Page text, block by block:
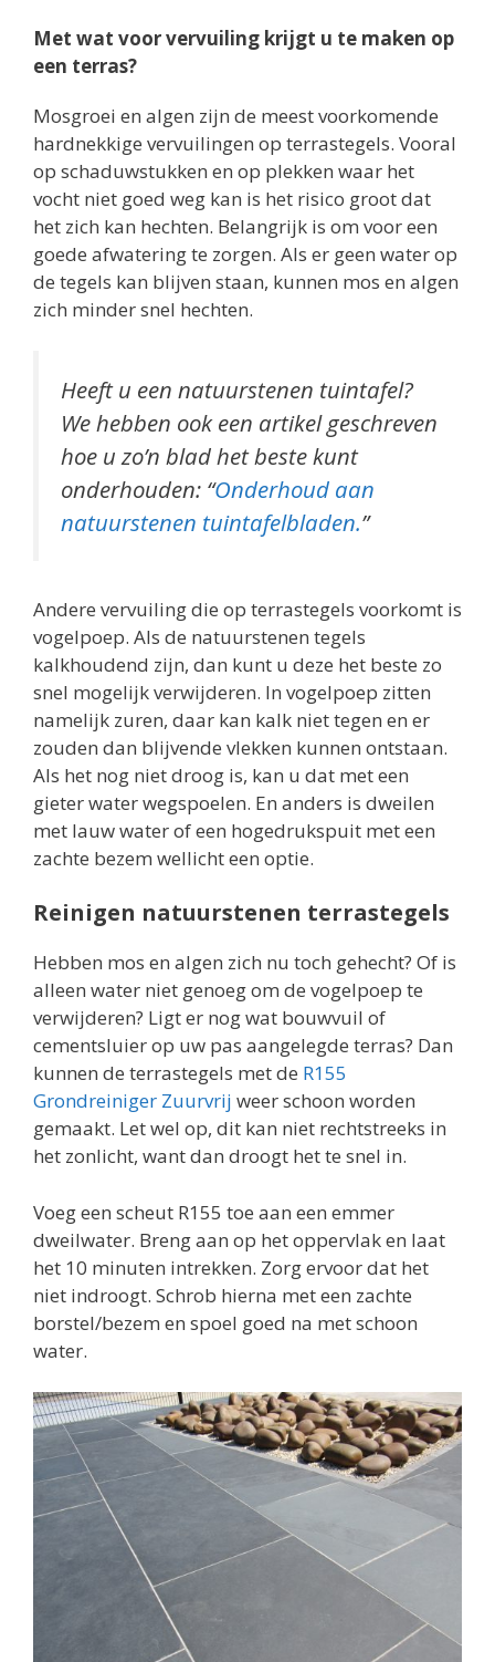
Met wat voor vervuiling krijgt u te maken op
een terras?
Mosgroei en algen zijn de meest voorkomende
hardnekkige vervuilingen op terrastegels. Vooral
op schaduwstukken en op plekken waar het
vocht niet goed weg kan is het risico groot dat
het zich kan hechten. Belangrijk is om voor een
goede afwatering te zorgen. Als er geen water op
de tegels kan blijven staan, kunnen mos en algen
zich minder snel hechten.
Heeft u een natuurstenen tuintafel?
We hebben ook een artikel geschreven
hoe u zo’n blad het beste kunt
onderhouden: “Onderhoud aan
natuurstenen tuintafelbladen.”
Andere vervuiling die op terrastegels voorkomt is
vogelpoep. Als de natuurstenen tegels
kalkhoudend zijn, dan kunt u deze het beste zo
snel mogelijk verwijderen. In vogelpoep zitten
namelijk zuren, daar kan kalk niet tegen en er
zouden dan blijvende vlekken kunnen ontstaan.
Als het nog niet droog is, kan u dat met een
gieter water wegspoelen. En anders is dweilen
met lauw water of een hogedrukspuit met een
zachte bezem wellicht een optie.
Reinigen natuurstenen terrastegels
Hebben mos en algen zich nu toch gehecht? Of is
alleen water niet genoeg om de vogelpoep te
verwijderen? Ligt er nog wat bouwvuil of
cementsluier op uw pas aangelegde terras? Dan
kunnen de terrastegels met de R155
Grondreiniger Zuurvrij weer schoon worden
gemaakt. Let wel op, dit kan niet rechtstreeks in
het zonlicht, want dan droogt het te snel in.
Voeg een scheut R155 toe aan een emmer
dweilwater. Breng aan op het oppervlak en laat
het 10 minuten intrekken. Zorg ervoor dat het
niet indroogt. Schrob hierna met een zachte
borstel/bezem en spoel goed na met schoon
water.